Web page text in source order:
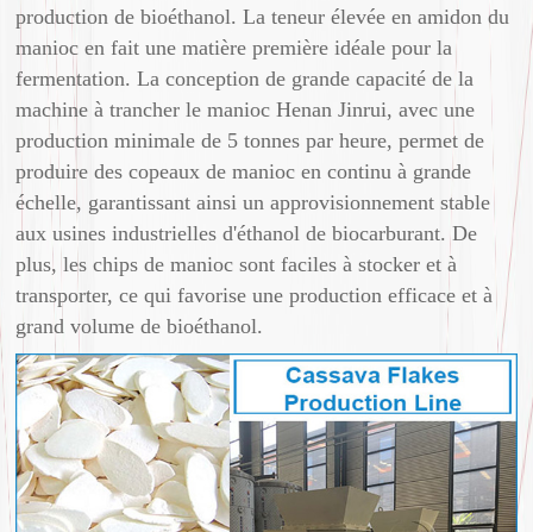
production de bioéthanol. La teneur élevée en amidon du
manioc en fait une matière première idéale pour la
fermentation. La conception de grande capacité de la
machine à trancher le manioc Henan Jinrui, avec une
production minimale de 5 tonnes par heure, permet de
produire des copeaux de manioc en continu à grande
échelle, garantissant ainsi un approvisionnement stable
aux usines industrielles d'éthanol de biocarburant. De
plus, les chips de manioc sont faciles à stocker et à
transporter, ce qui favorise une production efficace et à
grand volume de bioéthanol.